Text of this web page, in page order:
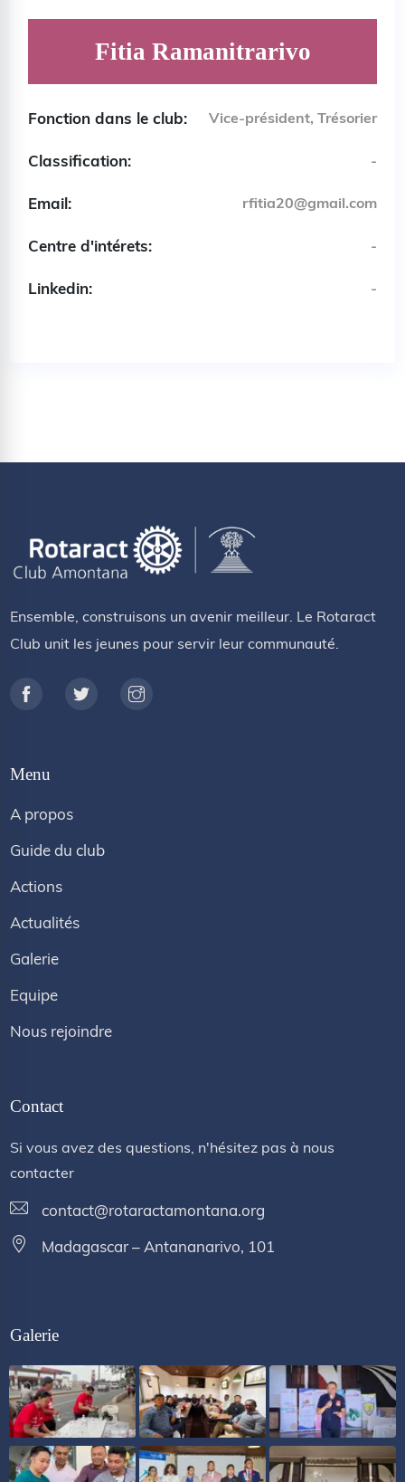
Fitia Ramanitrarivo
Fonction dans le club: Vice-président, Trésorier
Classification: -
Email: rfitia20@gmail.com
Centre d'intérets: -
Linkedin: -
Ensemble, construisons un avenir meilleur. Le Rotaract
Club unit les jeunes pour servir leur communauté.
Menu
A propos
Guide du club
Actions
Actualités
Galerie
Equipe
Nous rejoindre
Contact
Si vous avez des questions, n'hésitez pas à nous
contacter
contact@rotaractamontana.org
Madagascar – Antananarivo, 101
Galerie